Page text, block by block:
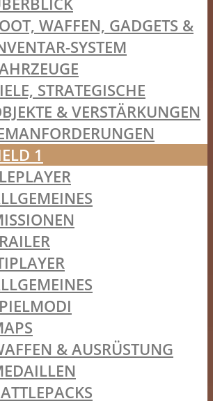
WAFFEN, GADGETS &
SYSTEM
STRATEGISCHE
& VERSTÄRKUNGEN
1
& AUSRÜSTUNG